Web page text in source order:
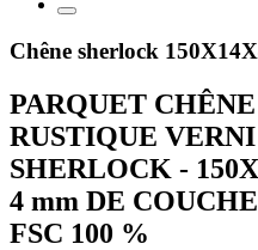
Chêne sherlock
PARQUET
RUSTIQUE VERNI
SHERLOCK -
4 mm DE
FSC 100 %